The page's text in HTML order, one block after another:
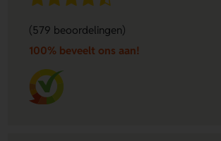
(579 beoordelingen)
100% beveelt ons aan!